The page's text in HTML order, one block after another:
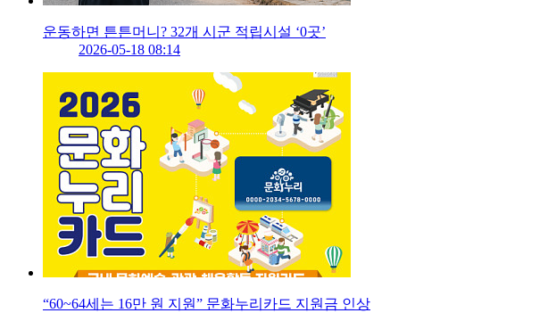
운동하면 튼튼머니? 32개 시군 적립시설 ‘0곳’
2026-05-18 08:14
“60~64세는 16만 원 지원” 문화누리카드 지원금 인상